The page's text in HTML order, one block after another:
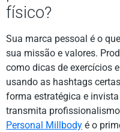
físico?
Sua marca pessoal é o
sua missão e valores.
como dicas de exercícios
usando as hashtags
forma estratégica e
transmita
Personal Millbody é o